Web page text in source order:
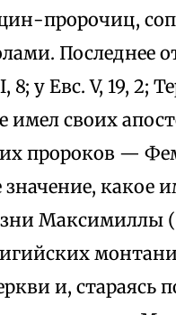
пророчиц,
Последнее
у Евc. V, 19, 2;
имел своих
пророков —
какое
Максимиллы
и, стараясь